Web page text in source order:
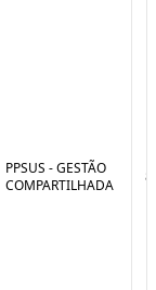
PPSUS - GESTÃO
COMPARTILHADA